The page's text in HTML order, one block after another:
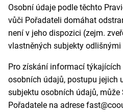
Osobní údaje podle těchto
vůči Pořadateli domáhat
není v jeho dispozici (zejm.
vlastněných subjekty odlišnými
Pro získání informací
osobních údajů, postupu jejich
subjektu osobních údajů,
Pořadatele na adrese